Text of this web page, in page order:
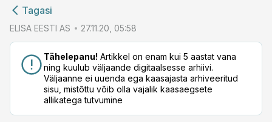
Tagasi
ELISA EESTI AS 27.11.20, 05:58
Tähelepanu! Artikkel on enam kui 5 aastat vana
ning kuulub väljaande digitaalsesse arhiivi.
Väljaanne ei uuenda ega kaasajasta arhiveeritud
sisu, mistõttu võib olla vajalik kaasaegsete
allikatega tutvumine